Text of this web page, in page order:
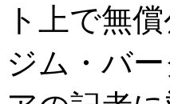
ト上で無
ジム・バ